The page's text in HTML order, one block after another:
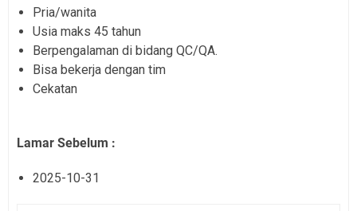
Pria/wanita
Usia maks 45 tahun
Berpengalaman di bidang QC/QA.
Bisa bekerja dengan tim
Cekatan
Lamar Sebelum :
2025-10-31